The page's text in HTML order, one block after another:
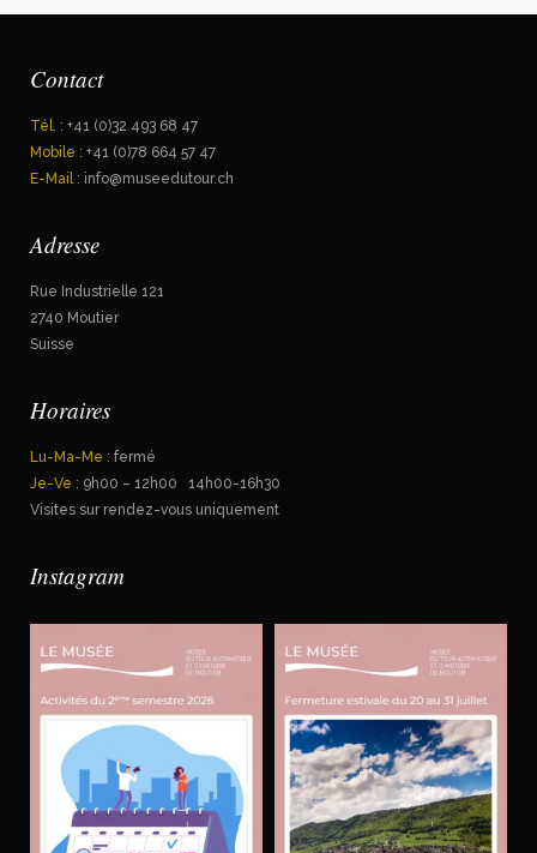
Contact
Tél.
: +41 (0)32 493 68 47
Mobile : +41 (0)78 664 57 47
E-Mail : info@museedutour.ch
Adresse
Rue Industrielle 121
2740 Moutier
Suisse
Horaires
Lu-Ma-Me : fermé
Je-Ve : 9h00 – 12h00 14h00-16h30
Visites sur rendez-vous uniquement
Instagram